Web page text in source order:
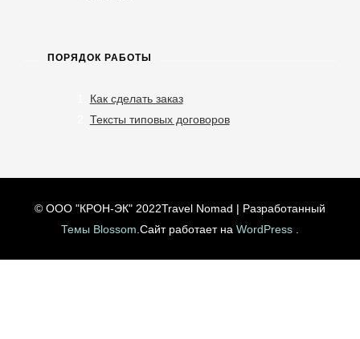
ПОРЯДОК РАБОТЫ
Как сделать заказ
Тексты типовых договоров
© ООО "КРОН-ЭК" 2022Travel Nomad | Разработанный
Темы Blossom .Сайт работает на WordPress